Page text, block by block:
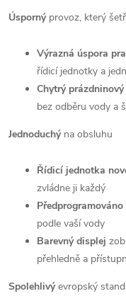
Úspornýprovoz, který
Výrazná úspora
řídicí jednotky a
Chytrý
bez odběru vody a
Jednoduchýna obsluhu
Řídicí jednotka
zvládne ji každý
podle vaší vody
Barevný displej
přehledně a
Spolehlivýevropský